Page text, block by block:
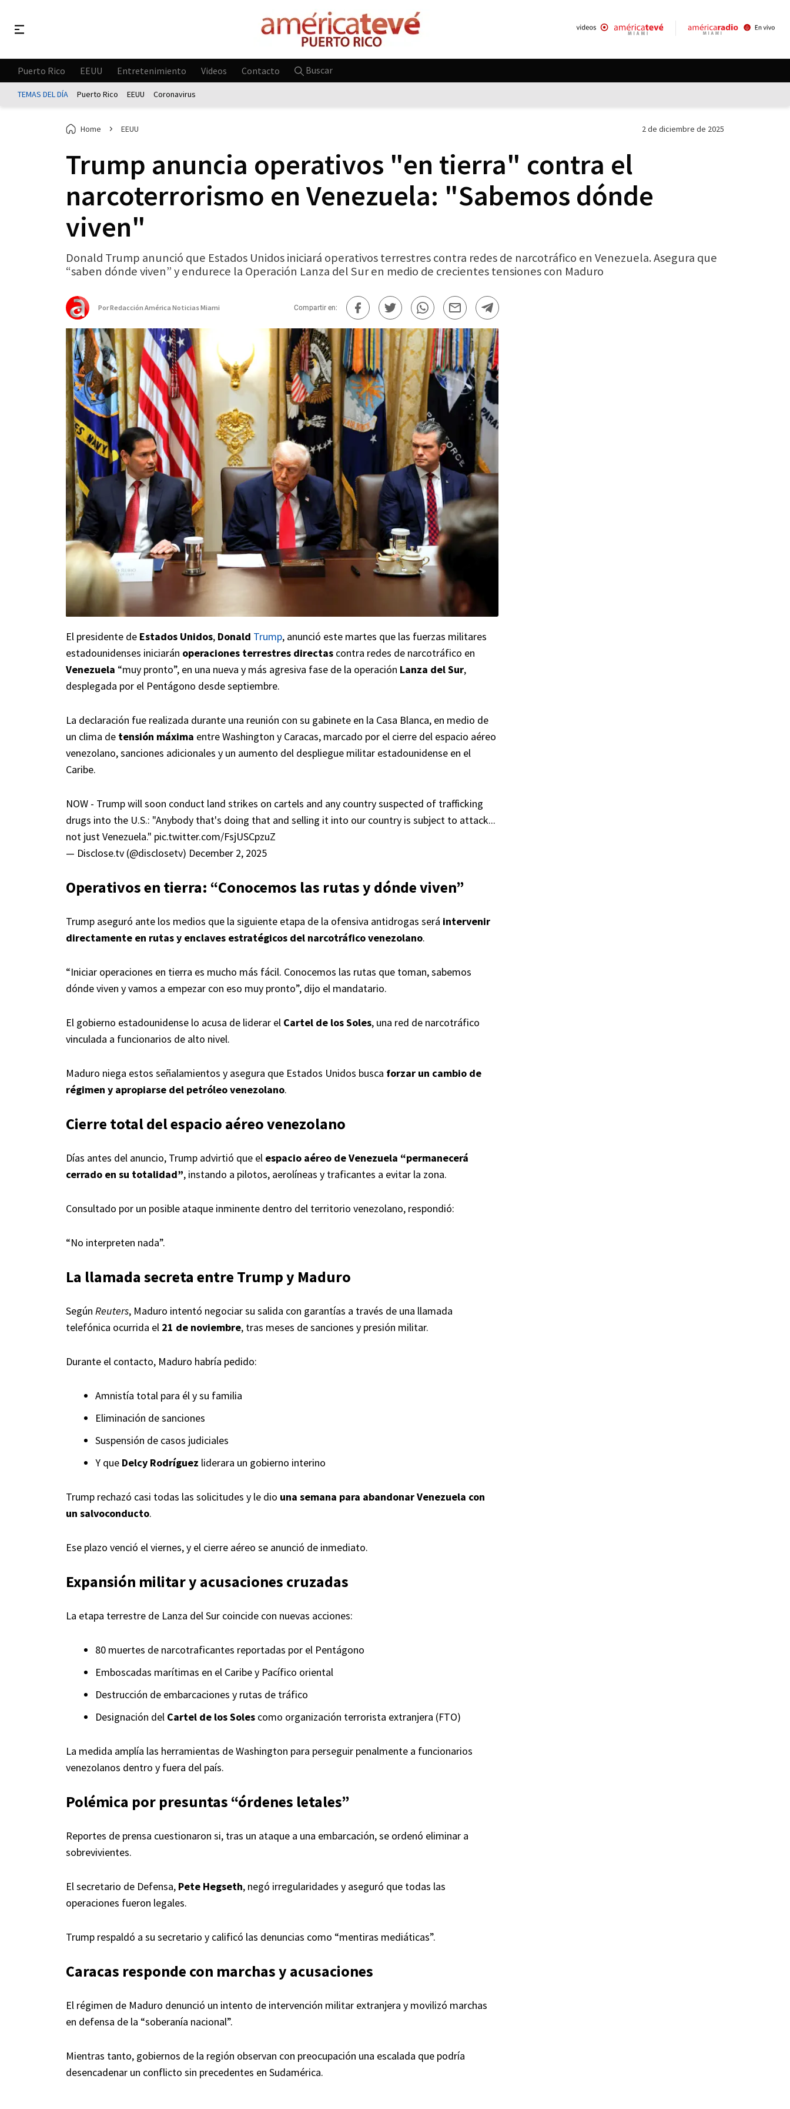
Puerto Rico EEUU Entretenimiento Videos Contacto Buscar
TEMAS DEL DÍA Puerto Rico EEUU Coronavirus
Home EEUU 2 de diciembre de 2025
Trump anuncia operativos "en tierra" contra el
narcoterrorismo en Venezuela: "Sabemos dónde
viven"
Donald Trump anunció que Estados Unidos iniciará operativos terrestres contra redes de narcotráfico en Venezuela. Asegura que
“saben dónde viven” y endurece la Operación Lanza del Sur en medio de crecientes tensiones con Maduro
PorRedacción América Noticias Miami Compartir en:
El presidente de Estados Unidos, Donald Trump, anunció este martes que las fuerzas militares
estadounidenses iniciarán operaciones terrestres directas contra redes de narcotráfico en
Venezuela “muy pronto”, en una nueva y más agresiva fase de la operación Lanza del Sur,
desplegada por el Pentágono desde septiembre.
La declaración fue realizada durante una reunión con su gabinete en la Casa Blanca, en medio de
un clima de tensión máxima entre Washington y Caracas, marcado por el cierre del espacio aéreo
venezolano, sanciones adicionales y un aumento del despliegue militar estadounidense en el
Caribe.
NOW - Trump will soon conduct land strikes on cartels and any country suspected of trafficking
drugs into the U.S.: "Anybody that's doing that and selling it into our country is subject to attack...
not just Venezuela." pic.twitter.com/FsjUSCpzuZ
— Disclose.tv (@disclosetv) December 2, 2025
Operativos en tierra: “Conocemos las rutas y dónde viven”
Trump aseguró ante los medios que la siguiente etapa de la ofensiva antidrogas será intervenir
directamente en rutas y enclaves estratégicos del narcotráfico venezolano.
“Iniciar operaciones en tierra es mucho más fácil. Conocemos las rutas que toman, sabemos
dónde viven y vamos a empezar con eso muy pronto”, dijo el mandatario.
El gobierno estadounidense lo acusa de liderar el Cartel de los Soles, una red de narcotráfico
vinculada a funcionarios de alto nivel.
Maduro niega estos señalamientos y asegura que Estados Unidos busca forzar un cambio de
régimen y apropiarse del petróleo venezolano.
Cierre total del espacio aéreo venezolano
Días antes del anuncio, Trump advirtió que el espacio aéreo de Venezuela “permanecerá
cerrado en su totalidad”, instando a pilotos, aerolíneas y traficantes a evitar la zona.
Consultado por un posible ataque inminente dentro del territorio venezolano, respondió:
“No interpreten nada”.
La llamada secreta entre Trump y Maduro
Según Reuters, Maduro intentó negociar su salida con garantías a través de una llamada
telefónica ocurrida el 21 de noviembre, tras meses de sanciones y presión militar.
Durante el contacto, Maduro habría pedido:
Amnistía total para él y su familia
Eliminación de sanciones
Suspensión de casos judiciales
Y que Delcy Rodríguez liderara un gobierno interino
Trump rechazó casi todas las solicitudes y le dio una semana para abandonar Venezuela con
un salvoconducto.
Ese plazo venció el viernes, y el cierre aéreo se anunció de inmediato.
Expansión militar y acusaciones cruzadas
La etapa terrestre de Lanza del Sur coincide con nuevas acciones:
80 muertes de narcotraficantes reportadas por el Pentágono
Emboscadas marítimas en el Caribe y Pacífico oriental
Destrucción de embarcaciones y rutas de tráfico
Designación del Cartel de los Soles como organización terrorista extranjera (FTO)
La medida amplía las herramientas de Washington para perseguir penalmente a funcionarios
venezolanos dentro y fuera del país.
Polémica por presuntas “órdenes letales”
Reportes de prensa cuestionaron si, tras un ataque a una embarcación, se ordenó eliminar a
sobrevivientes.
El secretario de Defensa, Pete Hegseth, negó irregularidades y aseguró que todas las
operaciones fueron legales.
Trump respaldó a su secretario y calificó las denuncias como “mentiras mediáticas”.
Caracas responde con marchas y acusaciones
El régimen de Maduro denunció un intento de intervención militar extranjera y movilizó marchas
en defensa de la “soberanía nacional”.
Mientras tanto, gobiernos de la región observan con preocupación una escalada que podría
desencadenar un conflicto sin precedentes en Sudamérica.